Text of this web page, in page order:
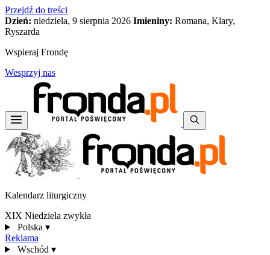
Przejdź do treści
Dzień: niedziela, 9 sierpnia 2026 Imieniny: Romana, Klary,
Ryszarda
Wspieraj Frondę
Wesprzyj nas
Kalendarz liturgiczny
XIX Niedziela zwykła
Polska ▾
Reklama
Wschód ▾